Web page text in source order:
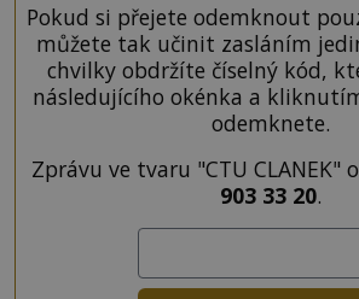
Pokud si přejete odemknout
můžete tak učinit zasláním
chvilky obdržíte číselný kód,
následujícího okénka a
odemknete.
Zprávu ve tvaru "CTU CLANEK"
903 33 20.